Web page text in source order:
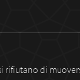
rifiutano di